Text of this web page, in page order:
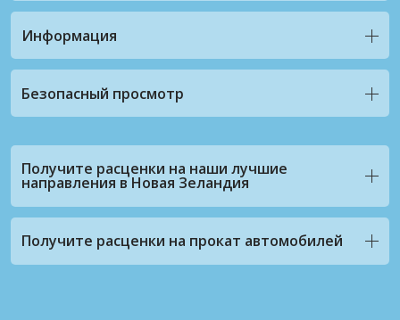
Информация
Безопасный просмотр
Получите расценки на наши лучшие
направления в Новая Зеландия
Получите расценки на прокат автомобилей